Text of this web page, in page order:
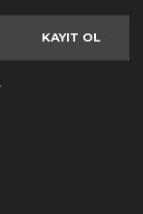
KAYIT OL